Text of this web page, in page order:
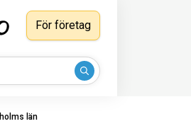
För företag
län